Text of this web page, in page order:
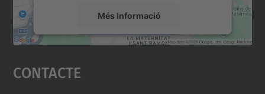
Més Informació
Accepta
powered by
Contacte